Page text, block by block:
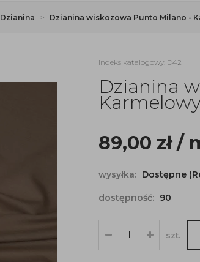
Dzianina Dzianina wiskozowa Punto Milano -
indeks katalogowy: D42
Dzianina
89,00 zł/
wysyłka: Dostępne
dostępność: 90
szt.